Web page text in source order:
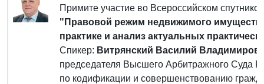
Примите участие во Всероссийском
"Правовой режим недвижимого
практике и анализ актуальных
Спикер: Витрянский Василий
председателя Высшего Арбитражного Суда
по кодификации и совершенствованию